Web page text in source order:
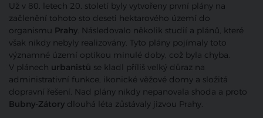
Už v 80. letech 20. století byly vytvořeny první plány na
začlenění tohoto sto deseti hektarového území do
organismu Prahy. Následovalo několik studií a plánů, které
však nikdy nebyly realizovány. Tyto plány pojímaly toto
významné území optikou minulé doby, což byla chyba.
V plánech urbanistů se kladl příliš velký důraz na
administrativní funkce, ikonické věžové domy a složitá
dopravní řešení. Nad plány nikdy nepanovala shoda a proto
Bubny-Zátory dlouhá léta zůstávaly jizvou Prahy.